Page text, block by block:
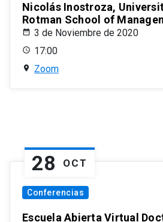
Nicolás Inostroza,
Rotman School of
3 de Noviembre de 2020
17:00
Zoom
28 OCT
Conferencias
Escuela Abierta Virtual